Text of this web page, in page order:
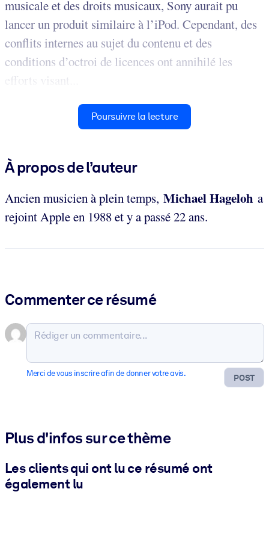
musicale et des droits musicaux, Sony aurait pu
lancer un produit similaire à l’iPod. Cependant, des
conflits internes au sujet du contenu et des
conditions d’octroi de licences ont annihilé les
efforts visant...
Poursuivre la lecture
À propos de l’auteur
Ancien musicien à plein temps, MichaelHageloh a
rejoint Apple en 1988 et y a passé 22 ans.
Commenter ce résumé
POST
Merci de vous inscrire afin de donner votre avis.
Plus d'infos sur ce thème
Les clients qui ont lu ce résumé ont
également lu